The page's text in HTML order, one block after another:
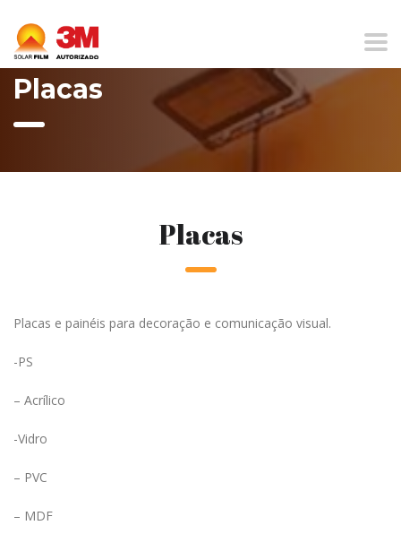
Home Placas
Placas
Placas
Placas e painéis para decoração e comunicação visual.
-PS
– Acrílico
-Vidro
– PVC
– MDF